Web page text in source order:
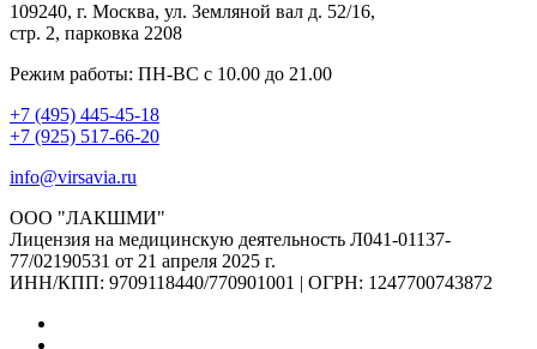
109240, г. Москва, ул. Земляной вал д. 52/16,
стр. 2, парковка 2208
Режим работы: ПН-ВС с 10.00 до 21.00
+7 (495) 445-45-18
+7 (925) 517-66-20
info@virsavia.ru
ООО "ЛАКШМИ"
Лицензия на медицинскую деятельность Л041-01137-
77/02190531 от 21 апреля 2025 г.
ИНН/КПП: 9709118440/770901001 | ОГРН: 1247700743872